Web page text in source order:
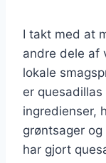
I takt med at
andre dele af
lokale
er
ingredienser,
grøntsager
har gjort